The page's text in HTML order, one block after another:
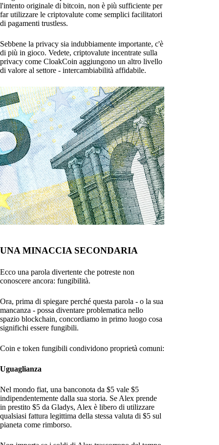
l'intento originale di bitcoin, non è più sufficiente per
far utilizzare le criptovalute come semplici facilitatori
di pagamenti trustless.
Sebbene la privacy sia indubbiamente importante, c'è
di più in gioco. Vedete, criptovalute incentrate sulla
privacy come CloakCoin aggiungono un altro livello
di valore al settore - intercambiabilità affidabile.
UNA MINACCIA SECONDARIA
Ecco una parola divertente che potreste non
conoscere ancora: fungibilità.
Ora, prima di spiegare perché questa parola - o la sua
mancanza - possa diventare problematica nello
spazio blockchain, concordiamo in primo luogo cosa
significhi essere fungibili.
Coin e token fungibili condividono proprietà comuni:
Uguaglianza
Nel mondo fiat, una banconota da $5 vale $5
indipendentemente dalla sua storia. Se Alex prende
in prestito $5 da Gladys, Alex è libero di utilizzare
qualsiasi fattura legittima della stessa valuta di $5 sul
pianeta come rimborso.